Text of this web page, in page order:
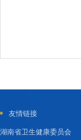
友情链接
湖南省卫生健康委员会